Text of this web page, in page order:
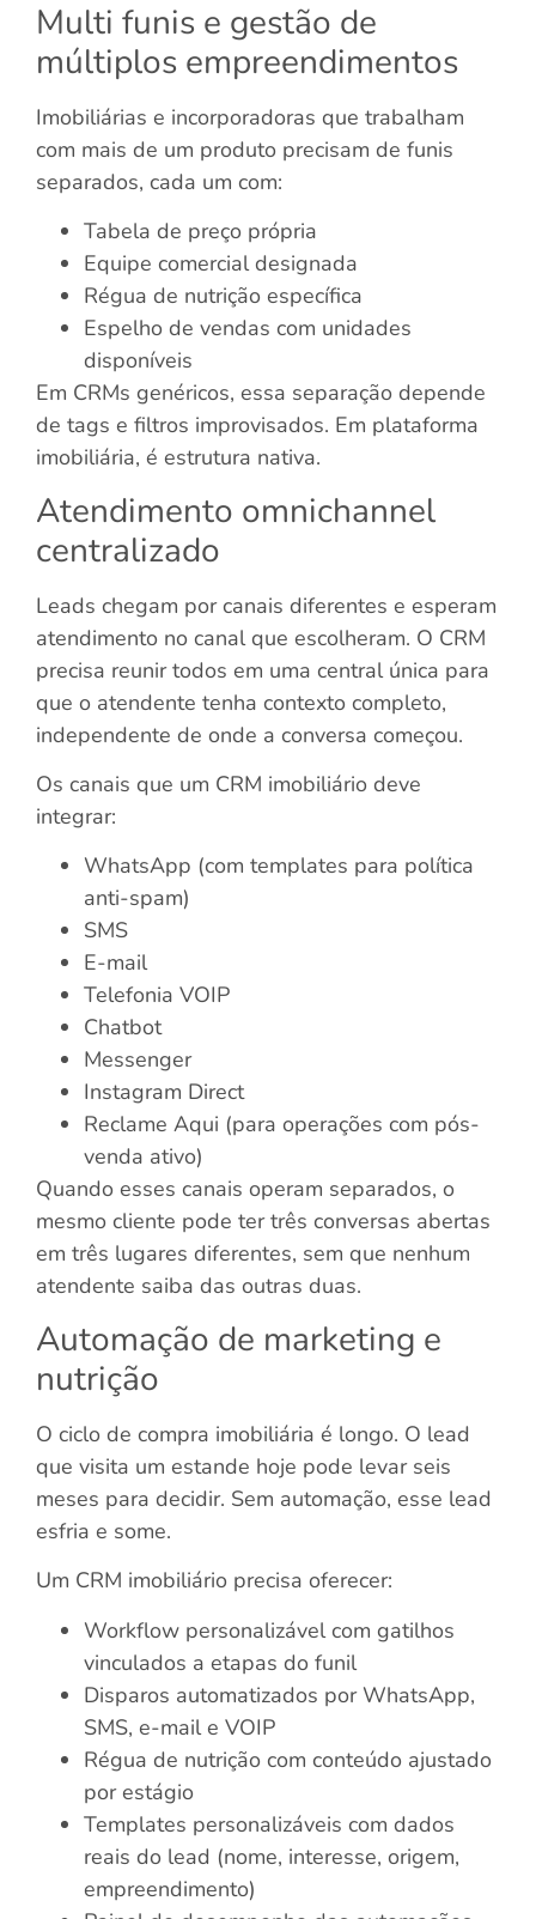
Multi funis e gestão de
múltiplos empreendimentos
Imobiliárias e incorporadoras que trabalham
com mais de um produto precisam de funis
separados, cada um com:
Tabela de preço própria
Equipe comercial designada
Régua de nutrição específica
Espelho de vendas com unidades
disponíveis
Em CRMs genéricos, essa separação depende
de tags e filtros improvisados. Em plataforma
imobiliária, é estrutura nativa.
Atendimento omnichannel
centralizado
Leads chegam por canais diferentes e esperam
atendimento no canal que escolheram. O CRM
precisa reunir todos em uma central única para
que o atendente tenha contexto completo,
independente de onde a conversa começou.
Os canais que um CRM imobiliário deve
integrar:
WhatsApp (com templates para política
anti-spam)
SMS
E-mail
Telefonia VOIP
Chatbot
Messenger
Instagram Direct
Reclame Aqui (para operações com pós-
venda ativo)
Quando esses canais operam separados, o
mesmo cliente pode ter três conversas abertas
em três lugares diferentes, sem que nenhum
atendente saiba das outras duas.
Automação de marketing e
nutrição
O ciclo de compra imobiliária é longo. O lead
que visita um estande hoje pode levar seis
meses para decidir. Sem automação, esse lead
esfria e some.
Um CRM imobiliário precisa oferecer:
Workflow personalizável com gatilhos
vinculados a etapas do funil
Disparos automatizados por WhatsApp,
SMS, e-mail e VOIP
Régua de nutrição com conteúdo ajustado
por estágio
Templates personalizáveis com dados
reais do lead (nome, interesse, origem,
empreendimento)